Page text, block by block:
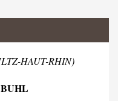
HAUT-RHIN)